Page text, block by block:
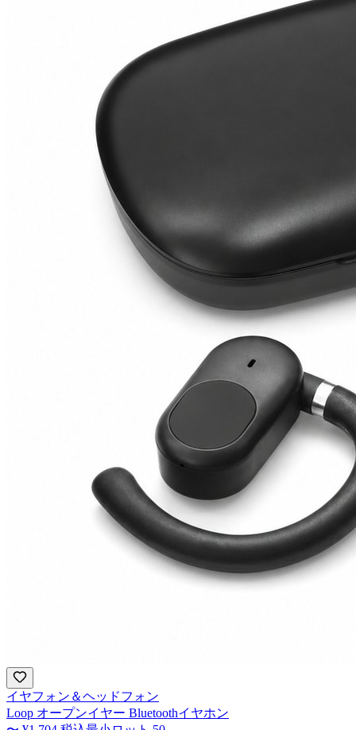
イヤフォン＆ヘッドフォン
Loop オープンイヤー Bluetoothイヤホン